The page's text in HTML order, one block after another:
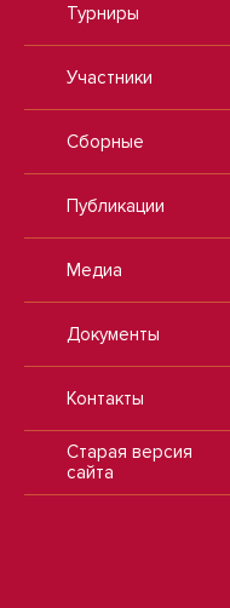
Турниры
Участники
Сборные
Публикации
Медиа
Документы
Контакты
Старая версия
сайта